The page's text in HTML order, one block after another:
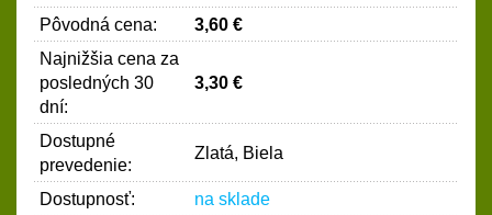
Pôvodná cena:
3,60 €
Najnižšia cena za
posledných 30
dní:
3,30 €
Dostupné
prevedenie:
Zlatá, Biela
Dostupnosť:
na sklade